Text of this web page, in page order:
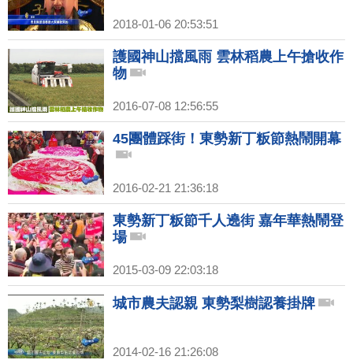
2018-01-06 20:53:51
護國神山擋風雨 雲林稻農上午搶收作
物
2016-07-08 12:56:55
45團體踩街！東勢新丁粄節熱鬧開幕
2016-02-21 21:36:18
東勢新丁粄節千人遶街 嘉年華熱鬧登
場
2015-03-09 22:03:18
城市農夫認親 東勢梨樹認養掛牌
2014-02-16 21:26:08